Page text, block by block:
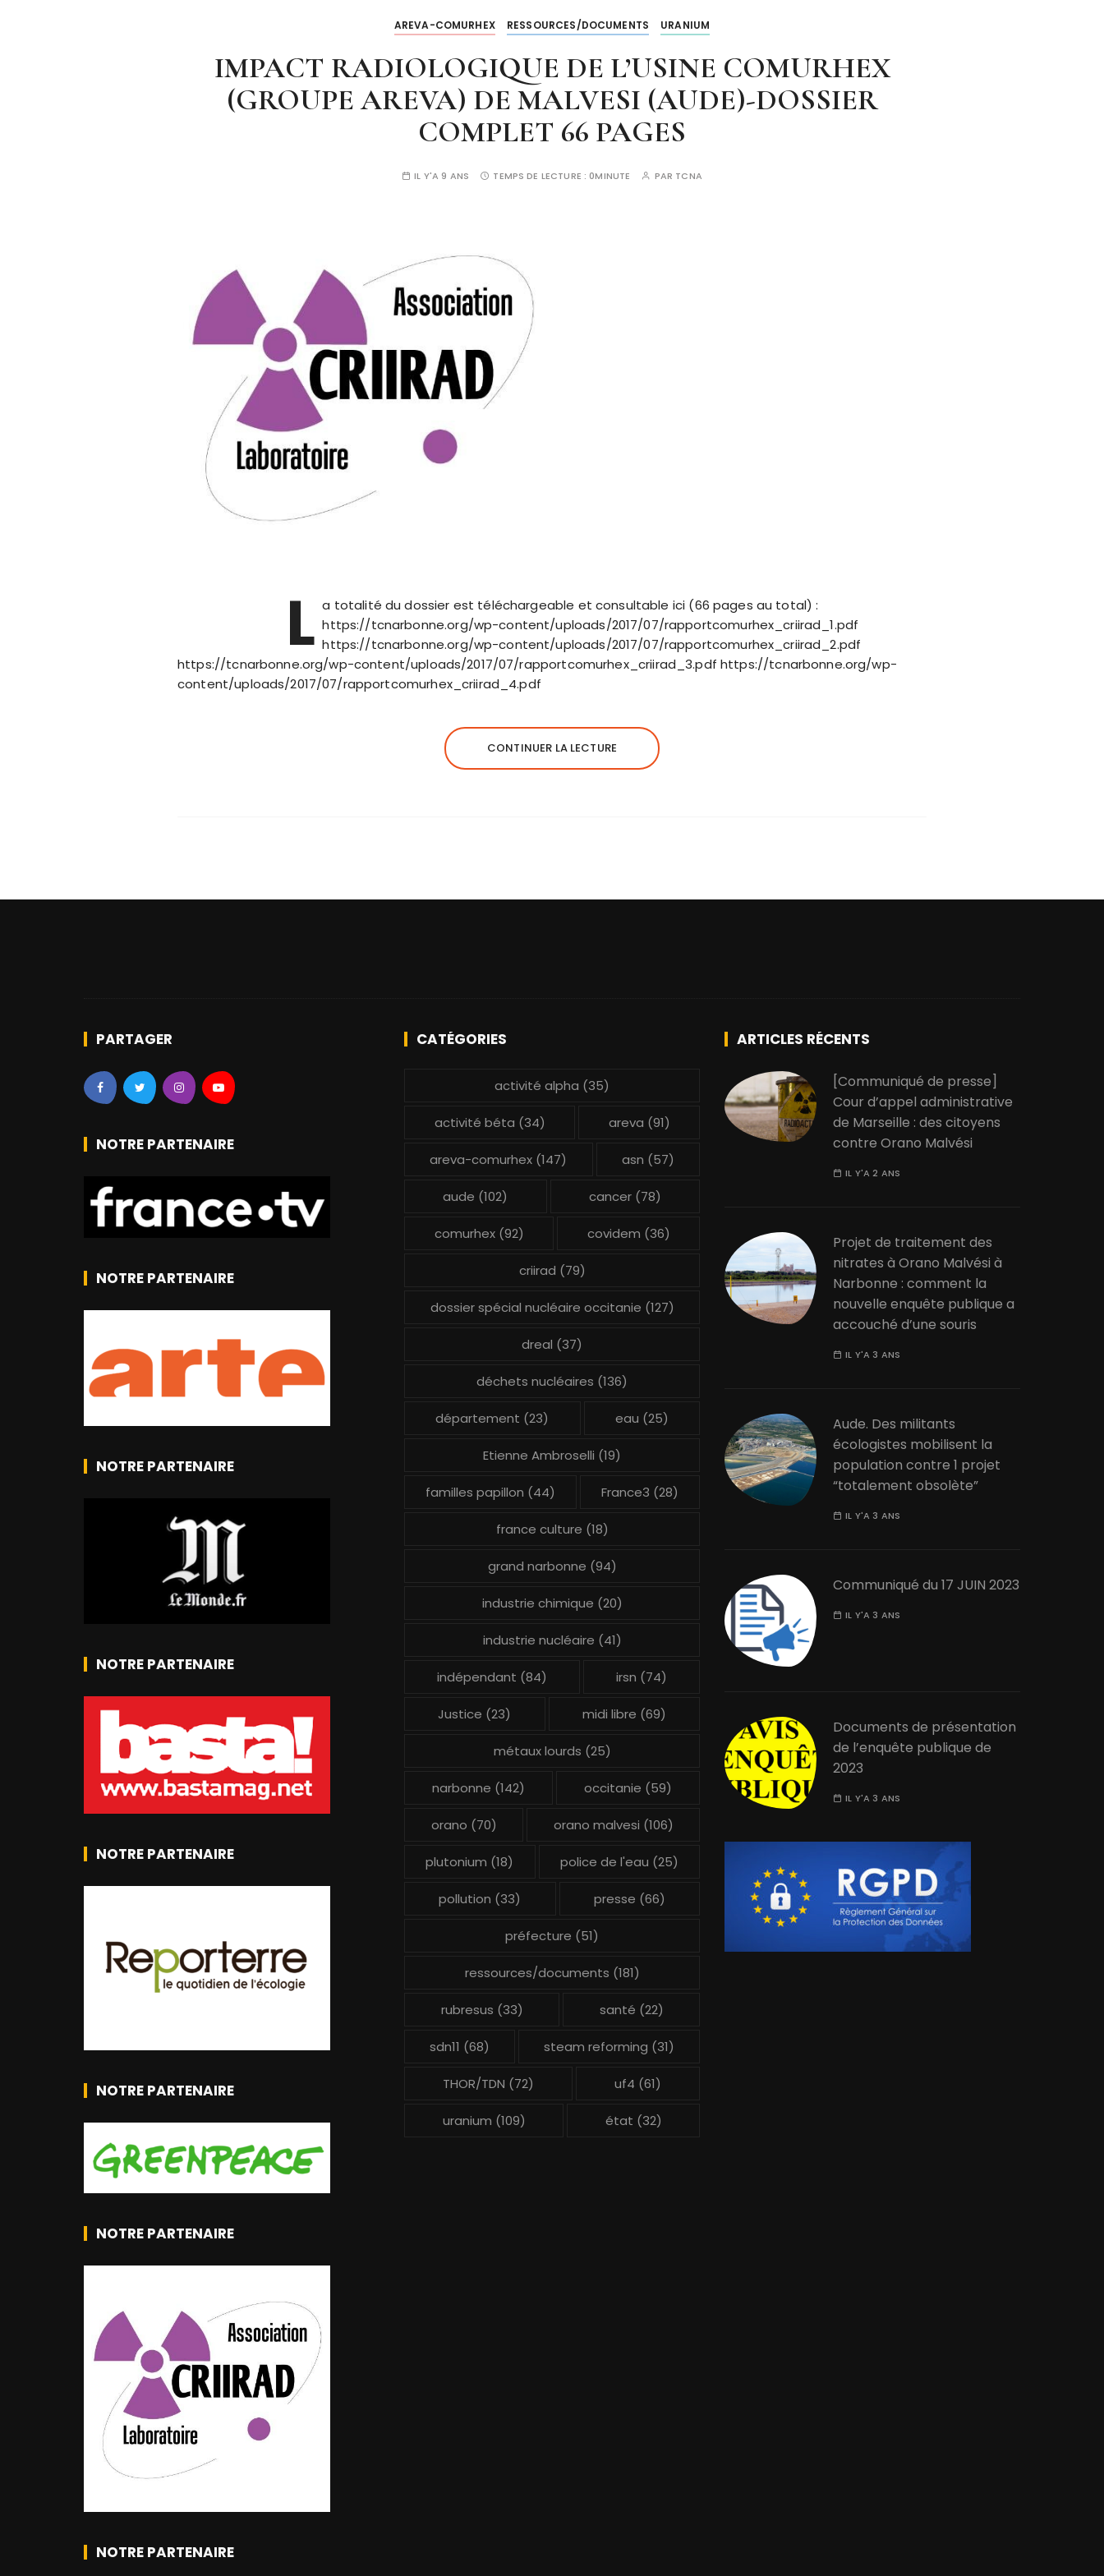
AREVA-COMURHEX RESSOURCES/DOCUMENTS URANIUM
IMPACT RADIOLOGIQUE DE L’USINE COMURHEX
(GROUPE AREVA) DE MALVESI (AUDE)-DOSSIER
COMPLET 66 PAGES
IL Y'A 9 ANS TEMPS DE LECTURE : 0MINUTE PAR TCNA
L a totalité du dossier est téléchargeable et consultable ici (66 pages au total) :
https://tcnarbonne.org/wp-content/uploads/2017/07/rapportcomurhex_criirad_1.pdf
https://tcnarbonne.org/wp-content/uploads/2017/07/rapportcomurhex_criirad_2.pdf
https://tcnarbonne.org/wp-content/uploads/2017/07/rapportcomurhex_criirad_3.pdf https://tcnarbonne.org/wp-
content/uploads/2017/07/rapportcomurhex_criirad_4.pdf
CONTINUER LA LECTURE
PARTAGER
NOTRE PARTENAIRE
NOTRE PARTENAIRE
NOTRE PARTENAIRE
NOTRE PARTENAIRE
NOTRE PARTENAIRE
NOTRE PARTENAIRE
NOTRE PARTENAIRE
NOTRE PARTENAIRE
CATÉGORIES
activité alpha (35)
activité béta (34) areva (91)
areva-comurhex (147) asn (57)
aude (102) cancer(78)
comurhex(92) covidem (36)
criirad (79)
dossier spécial nucléaire occitanie (127)
dreal (37)
déchets nucléaires (136)
département (23) eau (25)
Etienne Ambroselli (19)
familles papillon (44) France3 (28)
france culture (18)
grand narbonne (94)
industrie chimique (20)
industrie nucléaire (41)
indépendant (84) irsn (74)
Justice (23) midi libre (69)
métaux lourds (25)
narbonne (142) occitanie (59)
orano (70) orano malvesi (106)
plutonium (18) police de l'eau (25)
pollution (33) presse (66)
préfecture (51)
ressources/documents (181)
rubresus (33) santé (22)
sdn11 (68) steam reforming (31)
THOR/TDN (72) uf4 (61)
uranium (109) état (32)
ARTICLES RÉCENTS
[Communiqué de presse]
Cour d’appel administrative
de Marseille : des citoyens
contre Orano Malvési
IL Y'A 2 ANS
Projet de traitement des
nitrates à Orano Malvési à
Narbonne : comment la
nouvelle enquête publique a
accouché d’une souris
IL Y'A 3 ANS
Aude. Des militants
écologistes mobilisent la
population contre 1 projet
“totalement obsolète”
IL Y'A 3 ANS
Communiqué du 17 JUIN 2023
IL Y'A 3 ANS
Documents de présentation
de l’enquête publique de
2023
IL Y'A 3 ANS